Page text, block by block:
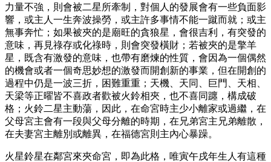
力量不強，則會被二星所牽制，對個人的發展會有一些負面影
響，或主人一生奔波操勞，或主許多事情不能一蹴而就；或主
無事奔忙；如果被夾的是廟旺的貪狼星，會很吉利，有突發的
意味，再見祿存或化祿時，則會突發橫財；若被夾的是擎羊
星，既含有激發的意味，也帶有磨煉的性質，會因為一個偶然
的機會或者一個奇思妙想的激發而開創新的事業，但在開創的
過程中仍是一波三折，困難重重；天機、天同、巨門、天相、
天梁等正曜皆不喜政者歡被火鈴相夾，也不喜同躔，構成破
格；火鈴二星主動蕩，因此，在命宮時主少小離家或過繼，在
父母宮主會有一段與父母分離的時期，在兄弟宮主兄弟離散，
在夫妻宮主離別或離異，在福德宮則主內心暴躁。
火星鈴星在鄰宮來夾命宮，即為此格，唯寅午戌年生人有這種